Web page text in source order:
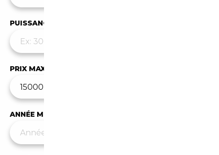
PUISSANCE MAX
PRIX MAX (€)
ANNÉE MIN